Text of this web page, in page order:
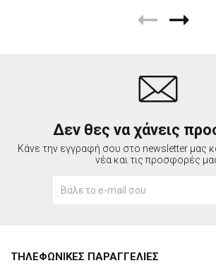
Δεν θες να χάνεις
Κάνε την εγγραφή σου στο newsletter μας
νέα και τις προσφορές
ΤΗΛΕΦΩΝΙΚΕΣ ΠΑΡΑΓΓΕΛΙΕΣ